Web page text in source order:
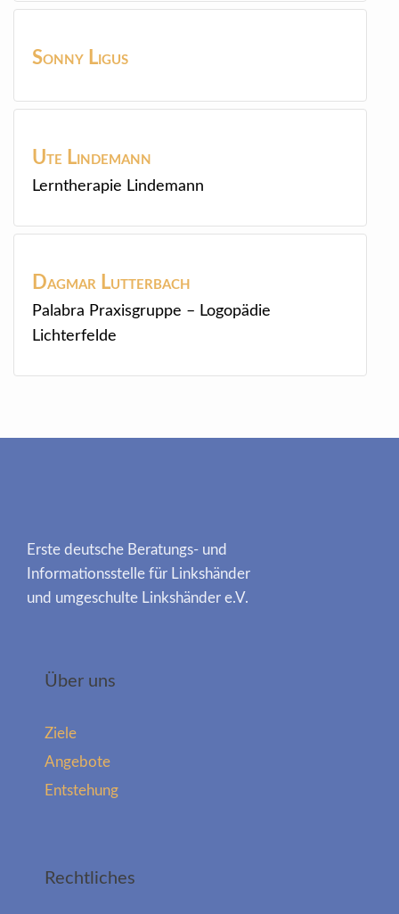
Sonny Ligus
Ute Lindemann
Lerntherapie Lindemann
Dagmar Lutterbach
Palabra Praxisgruppe – Logopädie
Lichterfelde
Erste deutsche Beratungs- und
Informationsstelle für Linkshänder
und umgeschulte Linkshänder e.V.
Über uns
Ziele
Angebote
Entstehung
Rechtliches